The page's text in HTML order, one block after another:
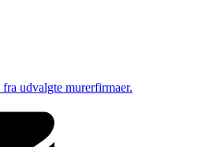
udvalgte murerfirmaer.